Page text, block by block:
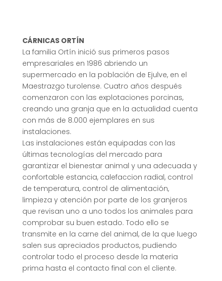
CÁRNICAS ORTÍN
La familia Ortín inició sus primeros pasos
empresariales en 1986 abriendo un
supermercado en la población de Ejulve, en el
Maestrazgo turolense. Cuatro años después
comenzaron con las explotaciones porcinas,
creando una granja que en la actualidad cuenta
con más de 8.000 ejemplares en sus
instalaciones.
Las instalaciones están equipadas con las
últimas tecnologías del mercado para
garantizar el bienestar animal y una adecuada y
confortable estancia, calefaccion radial, control
de temperatura, control de alimentación,
limpieza y atención por parte de los granjeros
que revisan uno a uno todos los animales para
comprobar su buen estado. Todo ello se
transmite en la carne del animal, de la que luego
salen sus apreciados productos, pudiendo
controlar todo el proceso desde la materia
prima hasta el contacto final con el cliente.